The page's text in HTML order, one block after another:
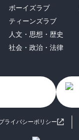
ボーイズラブ
ティーンズラブ
人文・思想・歴史
社会・政治・法律
ライバシーポリシー